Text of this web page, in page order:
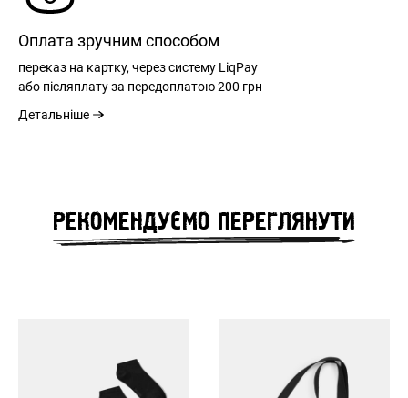
Оплата зручним способом
переказ на картку, через систему LiqPay
або післяплату за передоплатою200 грн
Детальніше
РЕКОМЕНДУЄМО ПЕРЕГЛЯНУТИ
СПИНИ
см
78
см